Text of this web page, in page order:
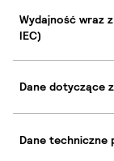
Wydajność wraz
IEC)
Dane dotyczące
Dane techniczne